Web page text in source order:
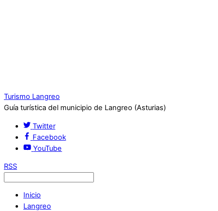
Turismo Langreo
Guía turística del municipio de Langreo (Asturias)
Twitter
Facebook
YouTube
RSS
Inicio
Langreo